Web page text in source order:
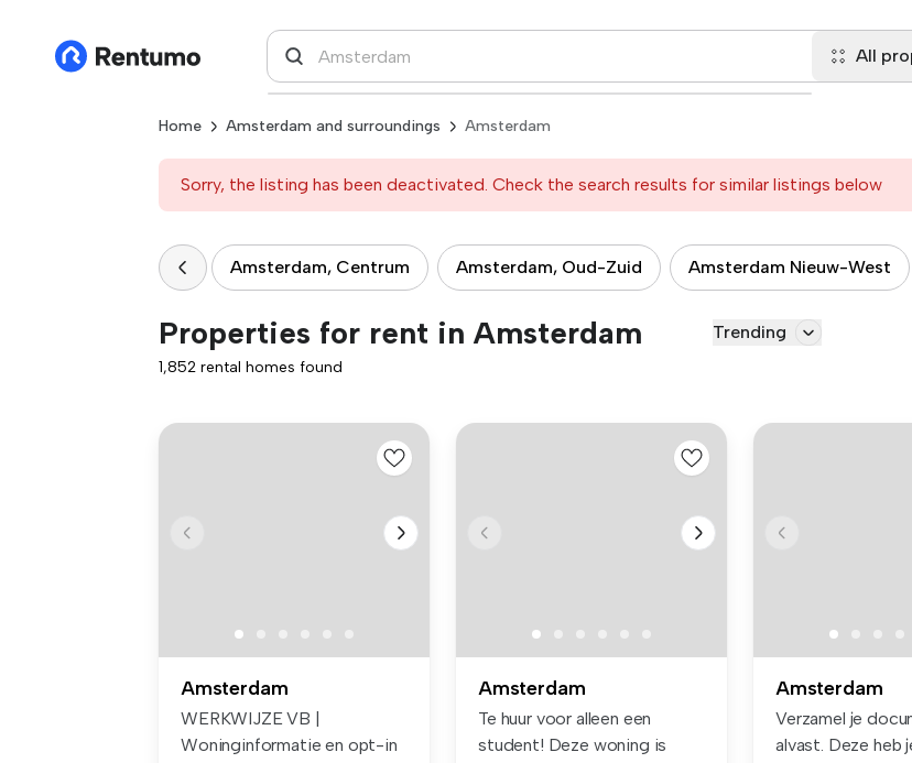
All
Home Amsterdam and surroundings Amsterdam
Sorry, the listing has been deactivated. Check the search results for similar listings below
Amsterdam, Centrum Amsterdam, Oud-Zuid Amsterdam Nieuw-West
Properties for rent in Amsterdam Trending
1,852 rental homes found
Amsterdam
WERKWIJZE VB |
Woninginformatie en opt-in
Amsterdam
Te huur voor alleen een
student! Deze woning is
Amsterdam
Verzamel je
alvast. Deze heb